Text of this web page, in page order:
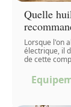
Quelle
Lorsque l'on
électrique, il
de cette